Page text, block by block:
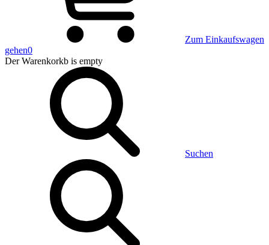
Zum Einkaufswagen
gehen0
Der Warenkorkb is empty
Suchen